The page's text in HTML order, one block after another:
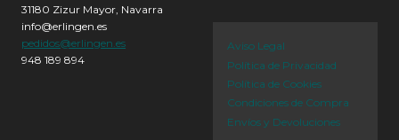
31180 Zizur Mayor, Navarra
info@erlingen.es
pedidos@erlingen.es
948 189 894
Aviso Legal
Política de Privacidad
Política de Cookies
Condiciones de Compra
Envíos y Devoluciones